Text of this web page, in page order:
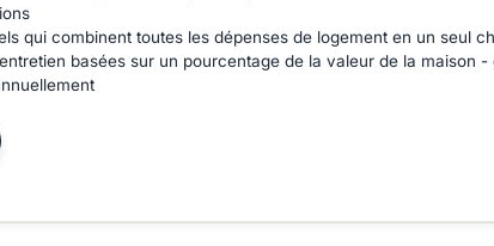
qui combinent toutes les dépenses de logement en un seul
basées sur un pourcentage de la valeur de la maison -